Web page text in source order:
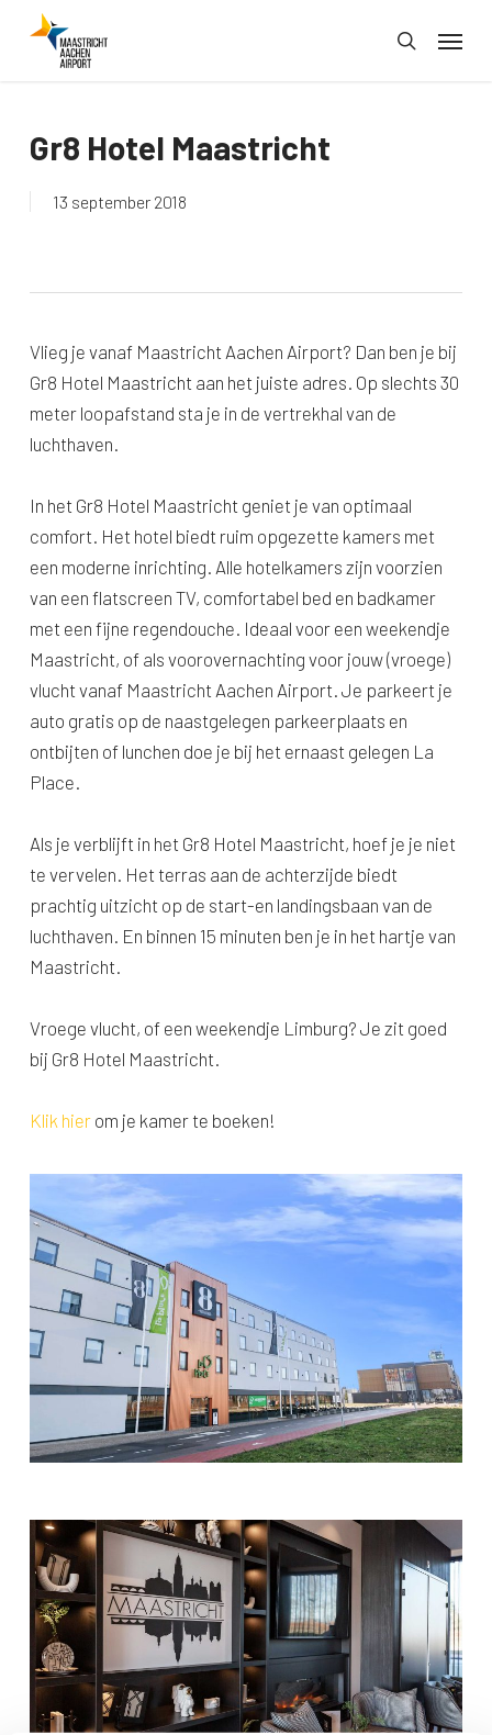
search
Menu
Gr8 Hotel Maastricht
13 september 2018
Vlieg je vanaf Maastricht Aachen Airport? Dan ben je bij
Gr8 Hotel Maastricht aan het juiste adres. Op slechts 30
meter loopafstand sta je in de vertrekhal van de
luchthaven.
In het Gr8 Hotel Maastricht geniet je van optimaal
comfort. Het hotel biedt ruim opgezette kamers met
een moderne inrichting. Alle hotelkamers zijn voorzien
van een flatscreen TV, comfortabel bed en badkamer
met een fijne regendouche. Ideaal voor een weekendje
Maastricht, of als voorovernachting voor jouw (vroege)
vlucht vanaf Maastricht Aachen Airport. Je parkeert je
auto gratis op de naastgelegen parkeerplaats en
ontbijten of lunchen doe je bij het ernaast gelegen La
Place.
Als je verblijft in het Gr8 Hotel Maastricht, hoef je je niet
te vervelen. Het terras aan de achterzijde biedt
prachtig uitzicht op de start-en landingsbaan van de
luchthaven. En binnen 15 minuten ben je in het hartje van
Maastricht.
Vroege vlucht, of een weekendje Limburg? Je zit goed
bij Gr8 Hotel Maastricht.
Klik hierom je kamer te boeken!